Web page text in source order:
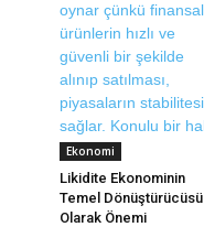
Ekonomi
Likidite Ekonominin
Temel Dönüştürücüsü
Olarak Önemi